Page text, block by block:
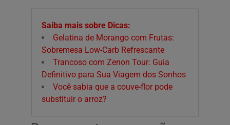
Saiba mais sobre Dicas:
Gelatina de Morango com Frutas:
Sobremesa Low-Carb Refrescante
Trancoso com Zenon Tour: Guia
Definitivo para Sua Viagem dos Sonhos
Você sabia que a couve-flor pode
substituir o arroz?